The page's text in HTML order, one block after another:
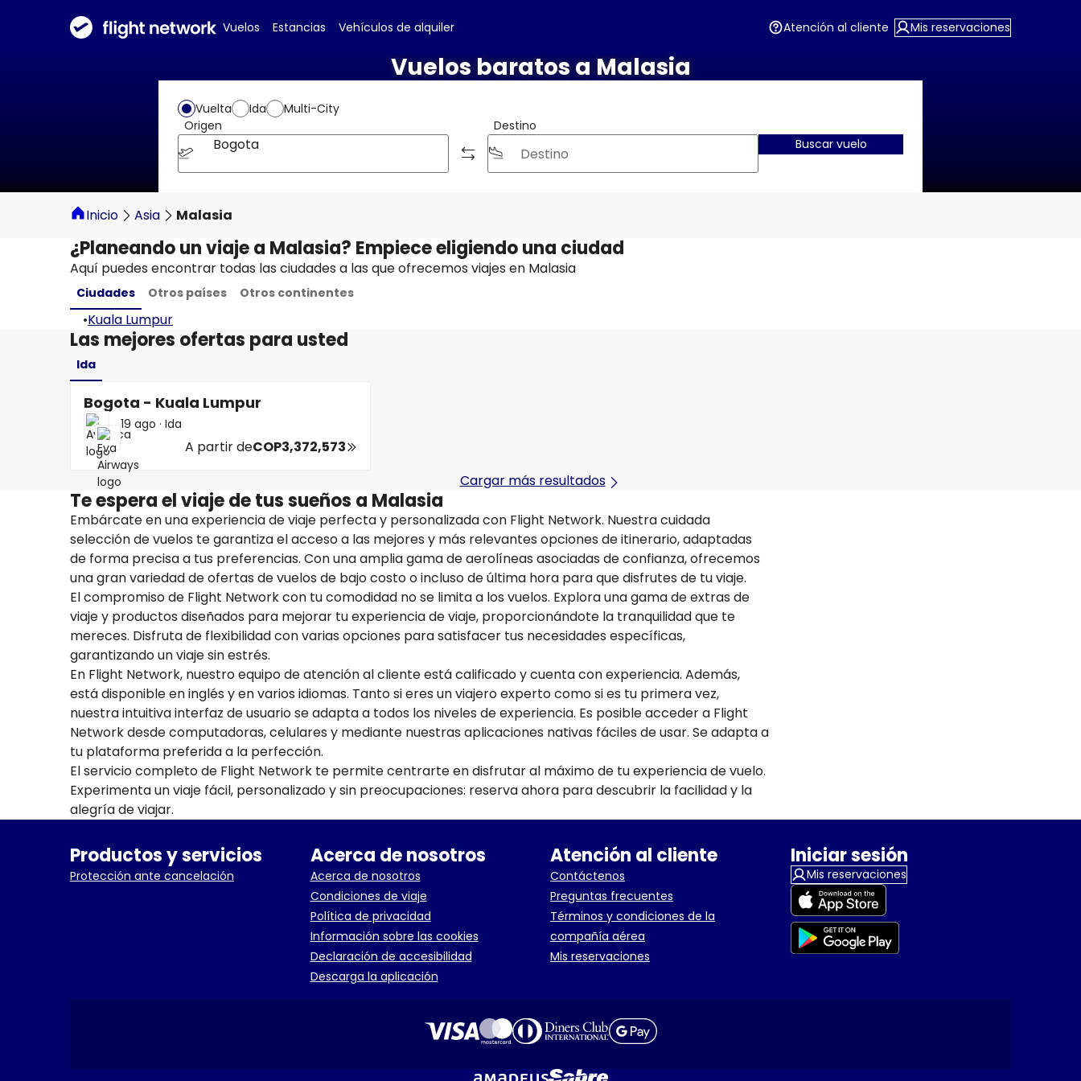
Vuelos Estancias Vehículos de alquiler Atención al cliente Mis reservaciones
Vuelos baratos a Malasia
Vuelta Ida
Multi-City
Origen
Bogota
Destino
Buscar vuelo
Inicio Asia Malasia
¿Planeando un viaje a Malasia? Empiece eligiendo una ciudad
Aquí puedes encontrar todas las ciudades a las que ofrecemos viajes en Malasia
Ciudades Otros países Otros continentes
•Kuala Lumpur
Las mejores ofertas para usted
Ida
Bogota - Kuala Lumpur
19 ago · Ida
A partir deCOP3,372,573
Cargar más resultados
Te espera el viaje de tus sueños a Malasia
Embárcate en una experiencia de viaje perfecta y personalizada con Flight Network. Nuestra cuidada
selección de vuelos te garantiza el acceso a las mejores y más relevantes opciones de itinerario, adaptadas
de forma precisa a tus preferencias. Con una amplia gama de aerolíneas asociadas de confianza, ofrecemos
una gran variedad de ofertas de vuelos de bajo costo o incluso de última hora para que disfrutes de tu viaje.
El compromiso de Flight Network con tu comodidad no se limita a los vuelos. Explora una gama de extras de
viaje y productos diseñados para mejorar tu experiencia de viaje, proporcionándote la tranquilidad que te
mereces. Disfruta de flexibilidad con varias opciones para satisfacer tus necesidades específicas,
garantizando un viaje sin estrés.
En Flight Network, nuestro equipo de atención al cliente está calificado y cuenta con experiencia. Además,
está disponible en inglés y en varios idiomas. Tanto si eres un viajero experto como si es tu primera vez,
nuestra intuitiva interfaz de usuario se adapta a todos los niveles de experiencia. Es posible acceder a Flight
Network desde computadoras, celulares y mediante nuestras aplicaciones nativas fáciles de usar. Se adapta a
tu plataforma preferida a la perfección.
El servicio completo de Flight Network te permite centrarte en disfrutar al máximo de tu experiencia de vuelo.
Experimenta un viaje fácil, personalizado y sin preocupaciones: reserva ahora para descubrir la facilidad y la
alegría de viajar.
Productos y servicios
Protección ante cancelación
Acerca de nosotros
Acerca de nosotros
Condiciones de viaje
Política de privacidad
Información sobre las cookies
Declaración de accesibilidad
Descarga la aplicación
Atención al cliente
Contáctenos
Preguntas frecuentes
Términos y condiciones de la
compañía aérea
Mis reservaciones
Iniciar sesión
Mis reservaciones